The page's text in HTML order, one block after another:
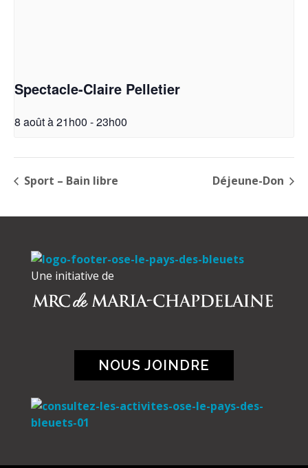
Spectacle-Claire Pelletier
8 août à 21h00 -23h00
Sport – Bain libre Déjeune-Don
Une initiative de
NOUS JOINDRE